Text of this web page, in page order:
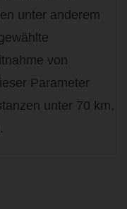
unter anderem
von
Parameter
unter 70 km,